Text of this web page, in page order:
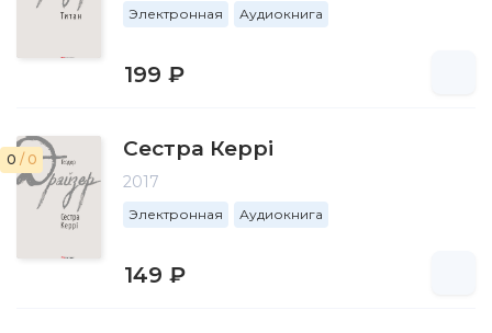
Электронная Аудиокнига
199 ₽
0 / 0 Сестра Керрі
2017
Электронная Аудиокнига
149 ₽